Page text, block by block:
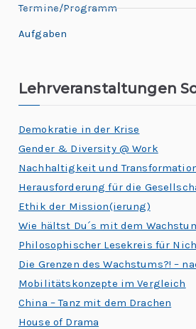
Termine/Programm
Aufgaben
Lehrveranstaltungen
Demokratie in der Krise
Gender & Diversity @ Work
Nachhaltigkeit und
Herausforderung für die
Ethik der Mission(ierung)
Wie hältst Du´s mit dem
Philosophischer Lesekreis für
Die Grenzen des Wachstums?! –
Mobilitätskonzepte im Vergleich
China – Tanz mit dem Drachen
House of Drama